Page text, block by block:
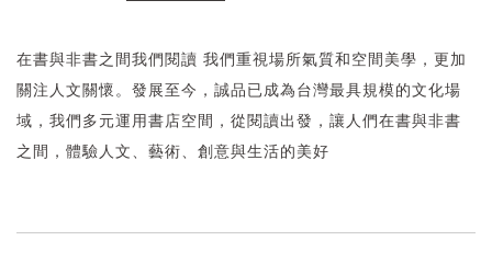
在書與非書之間我們閱讀 我們重視場所氣質和空間美學，更加
關注人文關懷。發展至今，誠品已成為台灣最具規模的文化場
域，我們多元運用書店空間，從閱讀出發，讓人們在書與非書
之間，體驗人文、藝術、創意與生活的美好